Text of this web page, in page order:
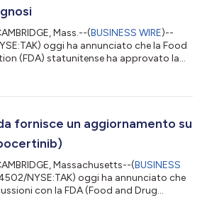
Mass.--(BUSINESS WIRE)--
oggi ha annunciato che la Food
(FDA) statunitense ha approvato la
Philadelphia positiva (LLA Ph+) di
redatto nella lingua di partenza,
fornisce un aggiornamento su
Massachusetts--(BUSINESS
NYSE:TAK) oggi ha annunciato che
con la FDA (Food and Drug